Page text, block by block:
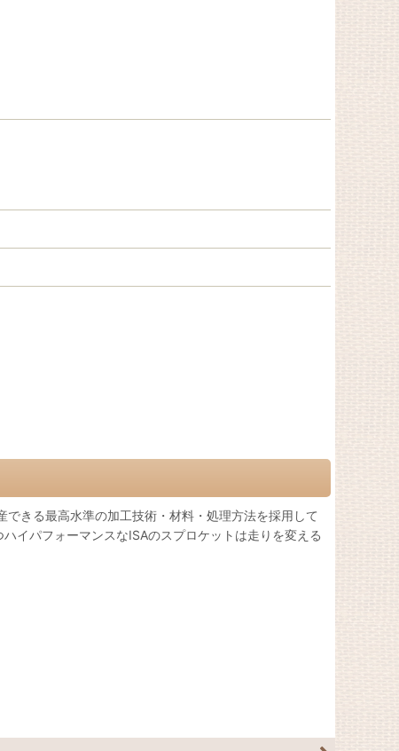
きる最高水準の加工技術・材料・処理方法を採用して
イパフォーマンスなISAのスプロケットは走りを変える